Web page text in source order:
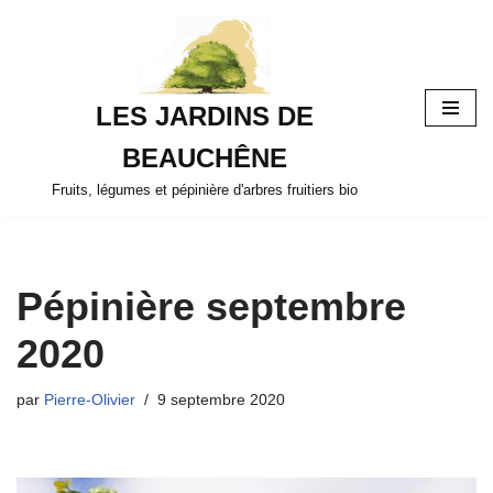
LES JARDINS DE
BEAUCHÊNE
Fruits, légumes et pépinière d'arbres fruitiers bio
Pépinière septembre
2020
par Pierre-Olivier 9 septembre 2020